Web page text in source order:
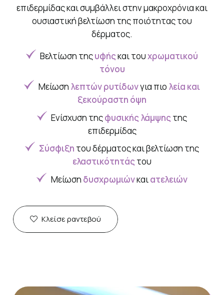
επιδερμίδας και συμβάλλει στην μακροχρόνια και
ουσιαστική βελτίωση της ποιότητας του
δέρματος.
Βελτίωση τηςυφήςκαι τουχρωματικού
τόνου
Μείωση λεπτών ρυτίδωνγια πιο λεία και
ξεκούραστη όψη
Ενίσχυση τηςφυσικής λάμψης της
επιδερμίδας
Σύσφιξη του δέρματος και βελτίωση της
ελαστικότητάς του
Μείωση δυσχρωμιώνκαιατελειών
Κλείσε ραντεβού